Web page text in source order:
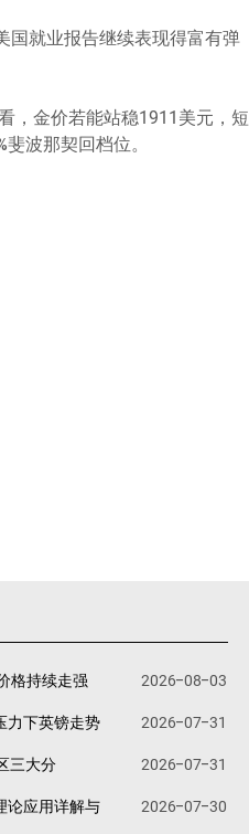
就业报告继续表现得富有弹
，金价若能站稳1911美元，短
波那契回档位。
格持续走强
2026-08-03
力下英镑走势
2026-07-31
三大分
2026-07-31
论应用详解与 2026-07-30